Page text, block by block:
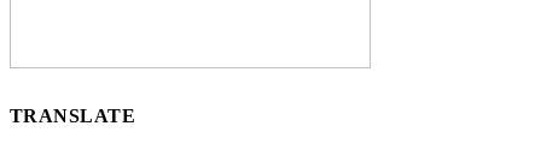
TRANSLATE